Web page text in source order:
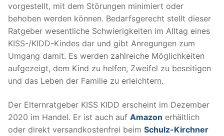
vorgestellt, mit dem Störungen minimiert oder
behoben werden können. Bedarfsgerecht stellt dieser
Ratgeber wesentliche Schwierigkeiten im Alltag eines
KISS-/KIDD-Kindes dar und gibt Anregungen zum
Umgang damit. Es werden zahlreiche Möglichkeiten
aufgezeigt, dem Kind zu helfen, Zweifel zu beseitigen
und das Leben der Familie zu erleichtern.
Der Elternratgeber KISS KIDD erscheint im Dezember
2020 im Handel. Er ist auch auf Amazon erhältlich
oder direkt versandkostenfrei beim Schulz-Kirchner